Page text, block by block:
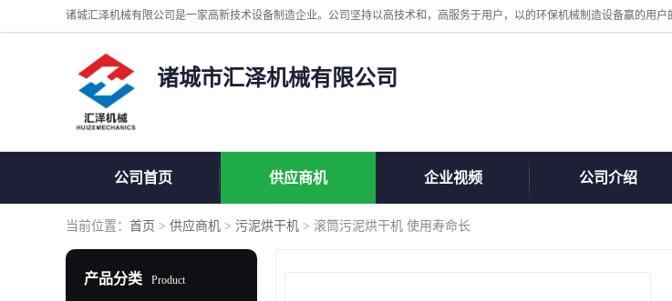
诸城市汇泽机械有限公司
公司首页 供应商机 企业视频 公司介绍
当前位置： 首页 > 供应商机 > 污泥烘干机 > 滚筒污泥烘干机 使用寿命长
产品分类 Product